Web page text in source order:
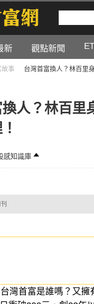
新 觀點新聞
故事 台灣首富換人？林百里
人？林百里
感知識庫
灣首富是誰嗎？又